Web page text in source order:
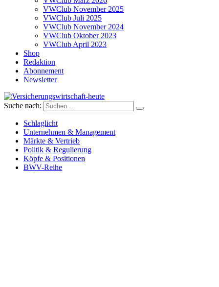
VWClub November 2025
VWClub Juli 2025
VWClub November 2024
VWClub Oktober 2023
VWClub April 2023
Shop
Redaktion
Abonnement
Newsletter
Versicherungswirtschaft-heute
Suche nach:
Schlaglicht
Unternehmen & Management
Märkte & Vertrieb
Politik & Regulierung
Köpfe & Positionen
BWV-Reihe